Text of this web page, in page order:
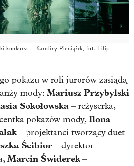
konkursu – Karoliny Pieniążek, fot. Filip
pokazu w roli jurorów zasiądą
mody: Mariusz Przybylski
Sokołowska – reżyserka,
pokazów mody,Ilona
– projektanci tworzący duet
Ścibior – dyrektor
Marcin Świderek –